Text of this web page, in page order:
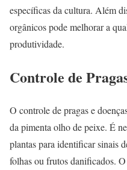
específicas da cultura. Além
orgânicos pode melhorar a
produtividade.
Controle de
O controle de pragas e
da pimenta olho de peixe. É
plantas para identificar sinais
folhas ou frutos danificados.